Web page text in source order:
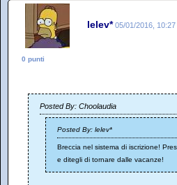
lelev* 05/01/2016, 10:27
0 punti
Posted By: Choolaudia
Posted By: lelev*
Breccia nel sistema di iscrizione!
e ditegli di tornare dalle vacanze!